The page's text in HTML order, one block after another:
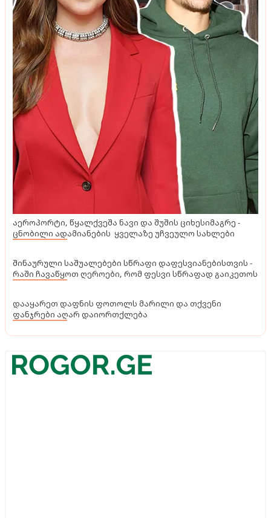
აეროპორტი, წყალქვეშა ნავი და შუშის ციხესიმაგრე -
ცნობილი ადამიანების ყველაზე უჩვეულო სახლები